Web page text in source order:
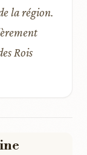
la région.
Rois